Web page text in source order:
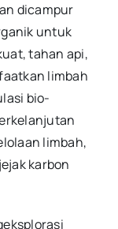
dicampur
untuk
tahan api,
limbah
bio-
limbah,
karbon